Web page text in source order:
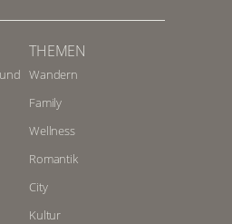
THEMEN
Wandern
Family
Wellness
Romantik
City
Kultur